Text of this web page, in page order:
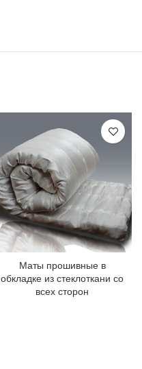
Маты прошивные в
обкладке из стеклоткани со
всех сторон